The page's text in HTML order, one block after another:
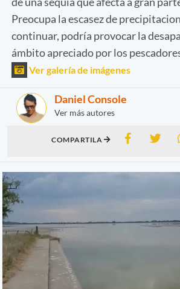
Preocupa la escasez de
continuar, podría provocar la
ámbito apreciado por los
Ver galería de imágenes
Daniel Console
Ver más autores
COMPARTILA